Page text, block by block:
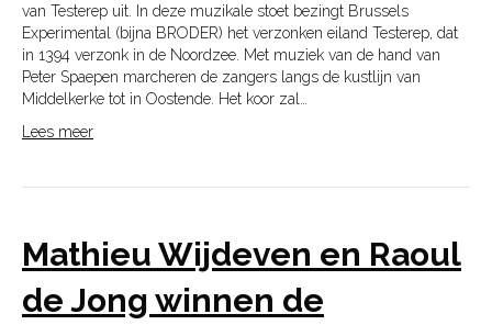
van Testerep uit. In deze muzikale stoet bezingt Brussels
Experimental (bijna BRODER) het verzonken eiland Testerep, dat
in 1394 verzonk in de Noordzee. Met muziek van de hand van
Peter Spaepen marcheren de zangers langs de kustlijn van
Middelkerke tot in Oostende. Het koor zal…
Lees meer
Mathieu Wijdeven en Raoul
de Jong winnen de